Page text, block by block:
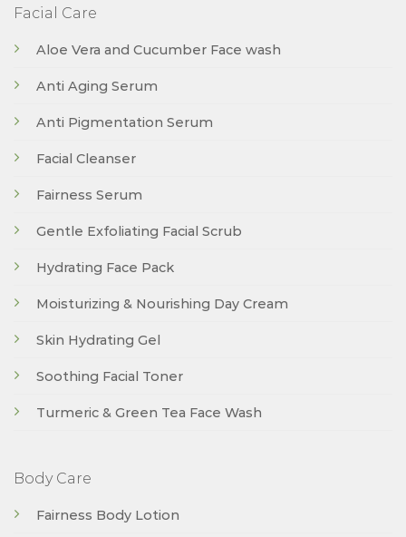
Facial Care
Aloe Vera and Cucumber Face wash
Anti Aging Serum
Anti Pigmentation Serum
Facial Cleanser
Fairness Serum
Gentle Exfoliating Facial Scrub
Hydrating Face Pack
Moisturizing & Nourishing Day Cream
Skin Hydrating Gel
Soothing Facial Toner
Turmeric & Green Tea Face Wash
Body Care
Fairness Body Lotion